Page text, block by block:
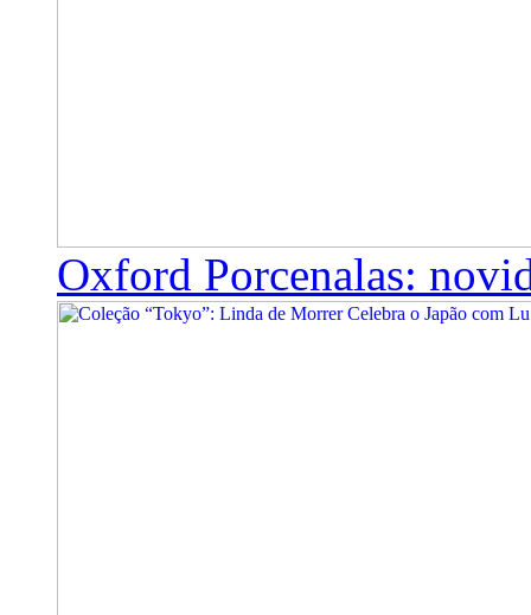
Oxford Porcenalas: